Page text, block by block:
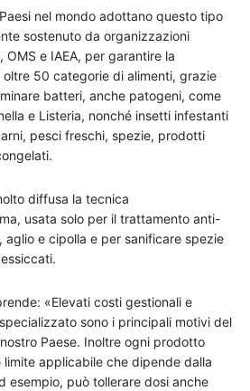
nel mondo adottano questo tipo
sostenuto da organizzazioni
OMS e IAEA, per garantire la
50 categorie di alimenti, grazie
batteri, anche patogeni, come
e Listeria, nonché insetti infestanti
pesci freschi, spezie, prodotti
diffusa la tecnica
usata solo per il trattamento anti-
e cipolla e per sanificare spezie
«Elevati costi gestionali e
sono i principali motivi del
Paese. Inoltre ogni prodotto
limite applicabile che dipende dalla
esempio, può tollerare dosi anche